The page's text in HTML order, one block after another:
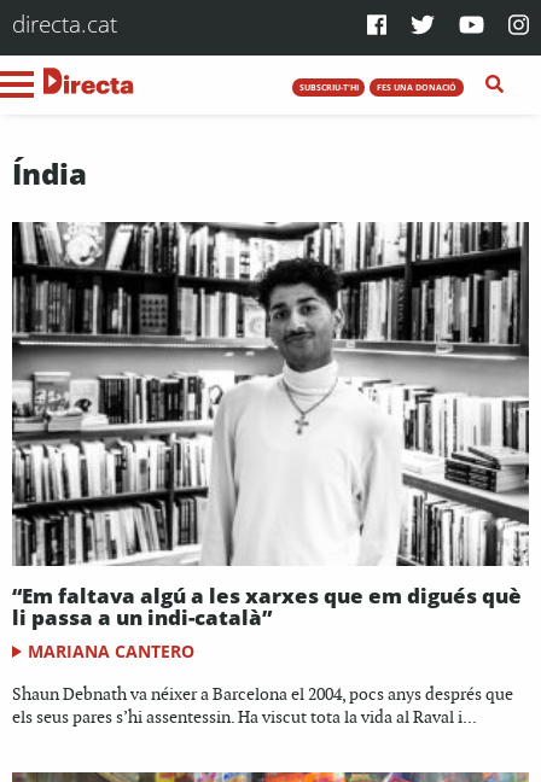
directa.cat
SUBSCRIU-T'HI FES UNA DONACIÓ
Índia
“Em faltava algú a les xarxes que em digués què
li passa a un indi-català”
MARIANA CANTERO
Shaun Debnath va néixer a Barcelona el 2004, pocs anys després que
els seus pares s’hi assentessin. Ha viscut tota la vida al Raval i...